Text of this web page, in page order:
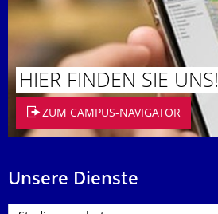
HIER FINDEN SIE UNS!
ZUM CAMPUS-NAVIGATOR
Unsere Dienste